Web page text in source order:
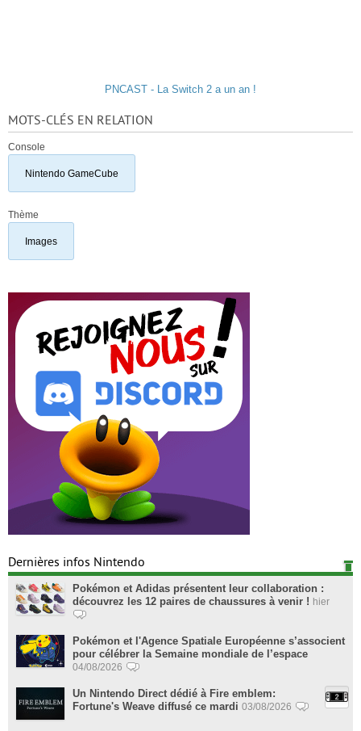
PNCAST - La Switch 2 a un an !
MOTS-CLÉS EN RELATION
Console
Nintendo GameCube
Thème
Images
Dernières infos Nintendo
Pokémon et Adidas présentent leur collaboration :
découvrez les 12 paires de chaussures à venir ! hier
Pokémon et l'Agence Spatiale Européenne s’associent
pour célébrer la Semaine mondiale de l’espace
04/08/2026
Un Nintendo Direct dédié à Fire emblem:
Fortune's Weave diffusé ce mardi 03/08/2026